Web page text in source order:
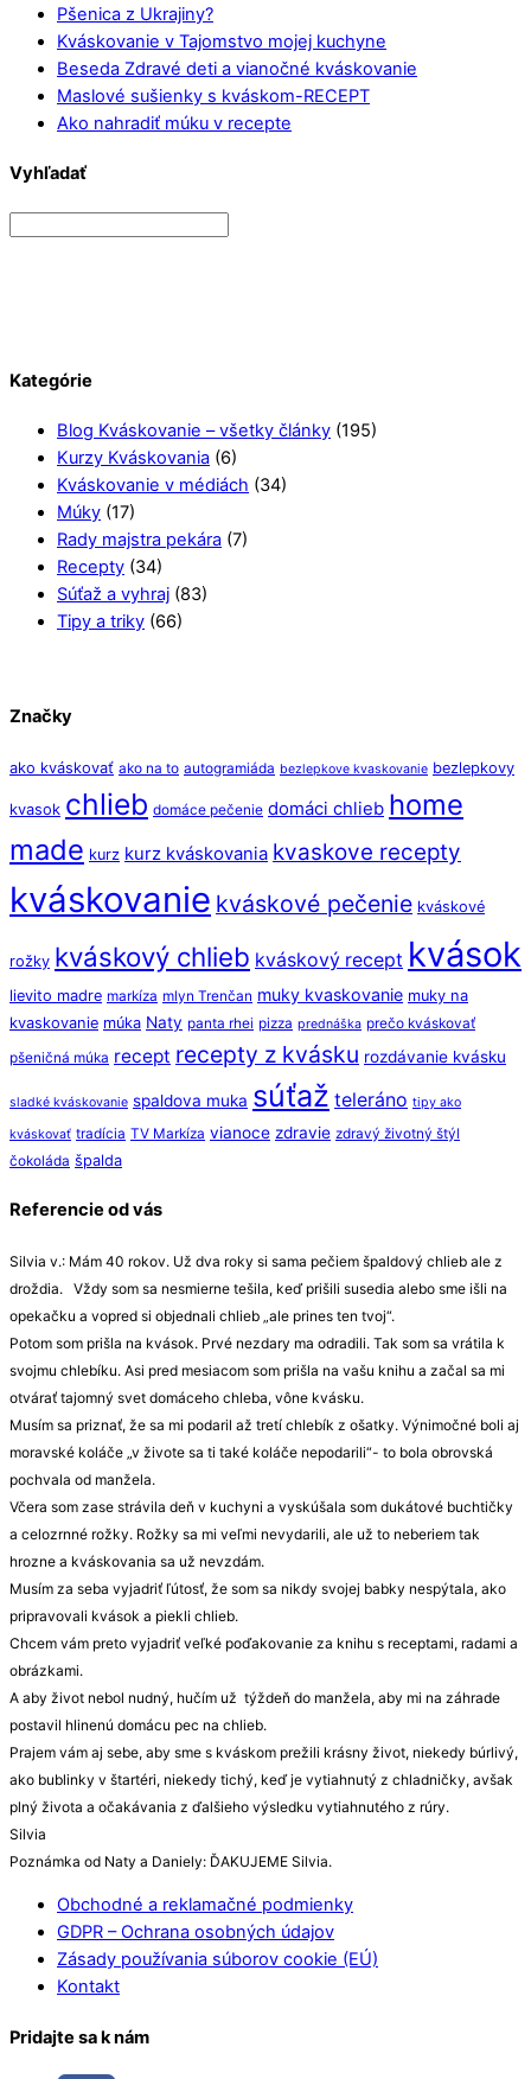
Pšenica z Ukrajiny?
Kváskovanie v Tajomstvo mojej kuchyne
Beseda Zdravé deti a vianočné kváskovanie
Maslové sušienky s kváskom-RECEPT
Ako nahradiť múku v recepte
Vyhľadať
Kategórie
Blog Kváskovanie – všetky články (195)
Kurzy Kváskovania (6)
Kváskovanie v médiách (34)
Múky (17)
Rady majstra pekára (7)
Recepty (34)
Súťaž a vyhraj (83)
Tipy a triky (66)
Značky
ako kváskovať ako na to autogramiáda bezlepkove kvaskovanie bezlepkovy
kvasok chlieb domáce pečenie domáci chlieb home
made kurz kurz kváskovania kvaskove recepty
kváskovanie kváskové pečenie kváskové
rožky kváskový chlieb kváskový recept kvások
lievito madre markíza mlyn Trenčan muky kvaskovanie muky na
kvaskovanie múka Naty panta rhei pizza prednáška prečo kváskovať
pšeničná múka recept recepty z kvásku rozdávanie kvásku
sladké kváskovanie spaldova muka súťaž teleráno tipy ako
kváskovať tradícia TV Markíza vianoce zdravie zdravý životný štýl
čokoláda špalda
Referencie od vás
Silvia v.: Mám 40 rokov. Už dva roky si sama pečiem špaldový chlieb ale z
droždia. Vždy som sa nesmierne tešila, keď prišili susedia alebo sme išli na
opekačku a vopred si objednali chlieb „ale prines ten tvoj“.
Potom som prišla na kvások. Prvé nezdary ma odradili. Tak som sa vrátila k
svojmu chlebíku. Asi pred mesiacom som prišla na vašu knihu a začal sa mi
otvárať tajomný svet domáceho chleba, vône kvásku.
Musím sa priznať, že sa mi podaril až tretí chlebík z ošatky. Výnimočné boli aj
moravské koláče „v živote sa ti také koláče nepodarili“- to bola obrovská
pochvala od manžela.
Včera som zase strávila deň v kuchyni a vyskúšala som dukátové buchtičky
a celozrnné rožky. Rožky sa mi veľmi nevydarili, ale už to neberiem tak
hrozne a kváskovania sa už nevzdám.
Musím za seba vyjadriť ľútosť, že som sa nikdy svojej babky nespýtala, ako
pripravovali kvások a piekli chlieb.
Chcem vám preto vyjadriť veľké poďakovanie za knihu s receptami, radami a
obrázkami.
A aby život nebol nudný, hučím už týždeň do manžela, aby mi na záhrade
postavil hlinenú domácu pec na chlieb.
Prajem vám aj sebe, aby sme s kváskom prežili krásny život, niekedy búrlivý,
ako bublinky v štartéri, niekedy tichý, keď je vytiahnutý z chladničky, avšak
plný života a očakávania z ďalšieho výsledku vytiahnutého z rúry.
Silvia
Poznámka od Naty a Daniely: ĎAKUJEME Silvia.
Obchodné a reklamačné podmienky
GDPR – Ochrana osobných údajov
Zásady používania súborov cookie (EÚ)
Kontakt
Pridajte sa k nám